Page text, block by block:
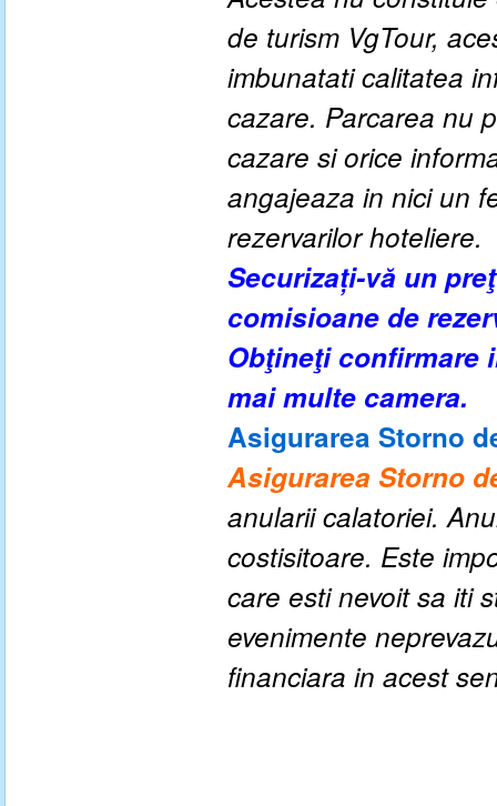
de turism VgTour,
imbunatati calitatea
cazare. Parcarea nu
cazare si orice
angajeaza in nici un
rezervarilor hoteliere.
Securizați-vă un
comisioane de
Obţineţi confirmare
mai multe camera.
Asigurarea Storno
Asigurarea Storno
anularii calatoriei.
costisitoare. Este
care esti nevoit sa iti
evenimente
financiara in acest